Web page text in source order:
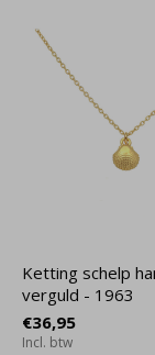
Ketting schelp
verguld - 1963
€36,95
Incl. btw